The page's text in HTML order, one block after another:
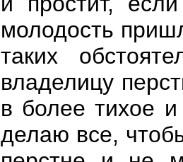
молодость
таких
владелицу
в более тихое
делаю все,